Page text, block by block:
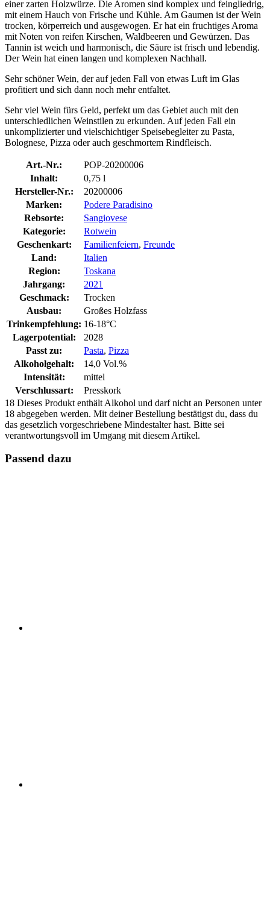
einer zarten Holzwürze. Die Aromen sind komplex und feingliedrig,
mit einem Hauch von Frische und Kühle. Am Gaumen ist der Wein
trocken, körperreich und ausgewogen. Er hat ein fruchtiges Aroma
mit Noten von reifen Kirschen, Waldbeeren und Gewürzen. Das
Tannin ist weich und harmonisch, die Säure ist frisch und lebendig.
Der Wein hat einen langen und komplexen Nachhall.
Sehr schöner Wein, der auf jeden Fall von etwas Luft im Glas
profitiert und sich dann noch mehr entfaltet.
Sehr viel Wein fürs Geld, perfekt um das Gebiet auch mit den
unterschiedlichen Weinstilen zu erkunden. Auf jeden Fall ein
unkomplizierter und vielschichtiger Speisebegleiter zu Pasta,
Bolognese, Pizza oder auch geschmortem Rindfleisch.
Art.-Nr.:
POP-20200006
Inhalt:
0,75 l
Hersteller-Nr.:
20200006
Marken:
Podere Paradisino
Rebsorte:
Sangiovese
Kategorie:
Rotwein
Geschenkart:
Familienfeiern, Freunde
Land:
Italien
Region:
Toskana
Jahrgang:
2021
Geschmack:
Trocken
Ausbau:
Großes Holzfass
Trinkempfehlung: 16-18°C
Lagerpotential:
2028
Passt zu:
Pasta, Pizza
Alkoholgehalt:
14,0 Vol.%
Intensität:
mittel
Verschlussart:
Presskork
18 Dieses Produkt enthält Alkohol und darf nicht an Personen unter
18 abgegeben werden. Mit deiner Bestellung bestätigst du, dass du
das gesetzlich vorgeschriebene Mindestalter hast. Bitte sei
verantwortungsvoll im Umgang mit diesem Artikel.
Passend dazu